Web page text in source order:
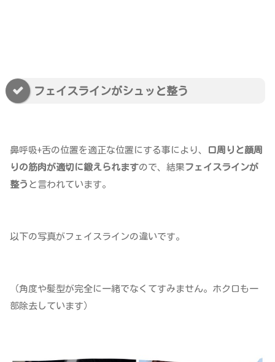
フェイスラインがシュッと整う
鼻呼吸+舌の位置を適正な位置にする事により、
口周りと顔周
りの筋肉が適切に鍛えられますので、結果フェイスラインが
整う と言われています。
以下の写真がフェイスラインの違いです。
（角度や髪型が完全に一緒でなくてすみません。ホクロも一
部除去しています）